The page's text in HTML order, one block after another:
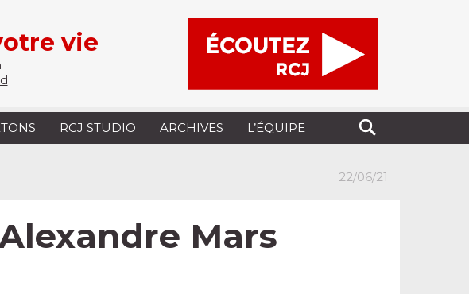
vie
RCJ STUDIO ARCHIVES L’ÉQUIPE
22/06/21
Mars